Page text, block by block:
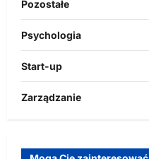
Pozostałe
Psychologia
Start-up
Zarządzanie